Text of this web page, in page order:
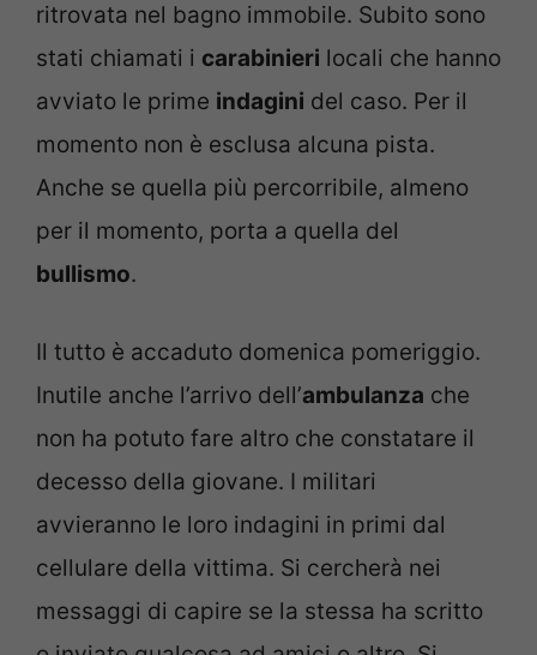
ritrovata nel bagno immobile. Subito sono
stati chiamati i carabinieri locali che hanno
avviato le prime indagini del caso. Per il
momento non è esclusa alcuna pista.
Anche se quella più percorribile, almeno
per il momento, porta a quella del
bullismo.
Il tutto è accaduto domenica pomeriggio.
Inutile anche l’arrivo dell’ambulanza che
non ha potuto fare altro che constatare il
decesso della giovane. I militari
avvieranno le loro indagini in primi dal
cellulare della vittima. Si cercherà nei
messaggi di capire se la stessa ha scritto